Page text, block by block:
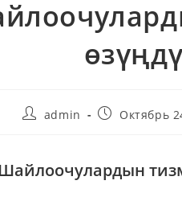
admin Октябрь